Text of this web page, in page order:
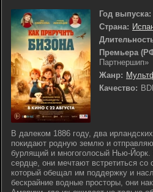
Год выпуска:
Страна:
Премьера
Партнершип»
Жанр:
Качество:
В далеком 1886 году, два
покидают родную землю и
бурлящий и многоголосый Нью-Йорк.
сердце, они мечтают встретиться
который обещал им поддержку и
бескрайние водные просторы, они